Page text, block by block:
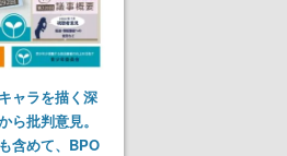
ャラを描く深
ら批判意見。
含めて、BPO